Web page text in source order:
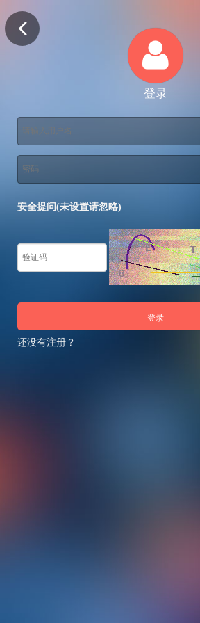
登录
安全提问(未设置请忽略)
登录
还没有注册？